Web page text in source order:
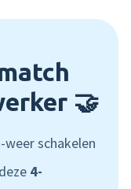
🤝
schakelen
4-